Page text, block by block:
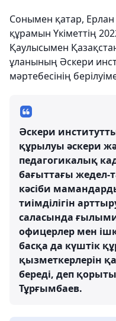
Сонымен қатар,
құрамын Үкіметтің
Қаулысымен
ұланының Әскери
мәртебесінің
Әскери
құрылуы әскери
педагогикалық
бағыттағы жедел-
кәсіби
тиімділігін
саласында ғылыми
офицерлер мен
басқа да күштік
қызметкерлерін
береді, деп
Тұрғымбаев.